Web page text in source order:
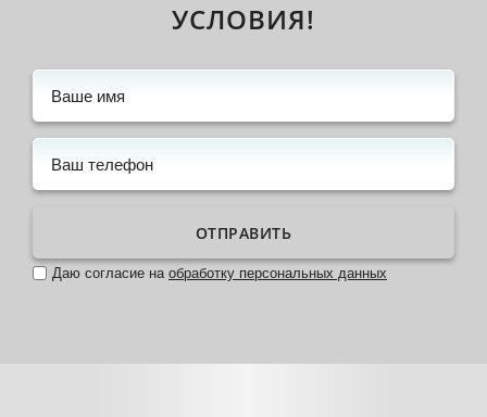
УСЛОВИЯ!
ОТПРАВИТЬ
Даю согласие на обработку персональных данных